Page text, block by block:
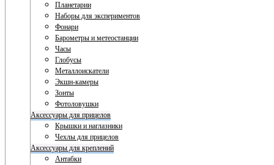
Планетарии
Наборы для экспериментов
Фонари
Барометры и метеостанции
Часы
Глобусы
Металлоискатели
Экшн-камеры
Зонты
Фотоловушки
Аксессуары для прицелов
Крышки и наглазники
Чехлы для прицелов
Аксессуары для креплений
Антабки